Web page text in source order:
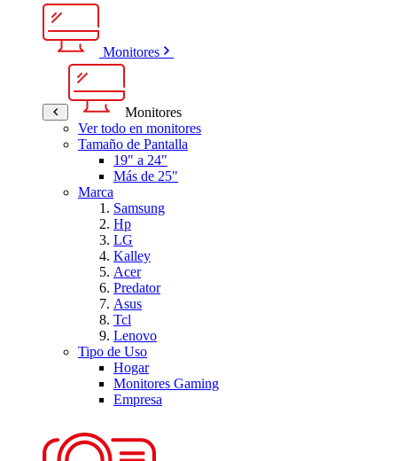
Monitores
Monitores
Ver todo en monitores
Tamaño de Pantalla
19" a 24"
Más de 25"
Marca
Samsung
Hp
LG
Kalley
Acer
Predator
Asus
Tcl
Lenovo
Tipo de Uso
Hogar
Monitores Gaming
Empresa